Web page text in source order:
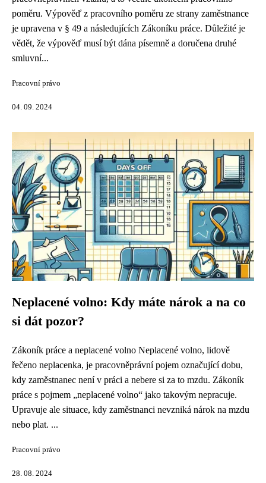
poměru. Výpověď z pracovního poměru ze strany zaměstnance
je upravena v § 49 a následujících Zákoníku práce. Důležité je
vědět, že výpověď musí být dána písemně a doručena druhé
smluvní...
Pracovní právo
04. 09. 2024
Neplacené volno: Kdy máte nárok a na co
si dát pozor?
Zákoník práce a neplacené volno Neplacené volno, lidově
řečeno neplacenka, je pracovněprávní pojem označující dobu,
kdy zaměstnanec není v práci a nebere si za to mzdu. Zákoník
práce s pojmem „neplacené volno“ jako takovým nepracuje.
Upravuje ale situace, kdy zaměstnanci nevzniká nárok na mzdu
nebo plat. ...
Pracovní právo
28. 08. 2024